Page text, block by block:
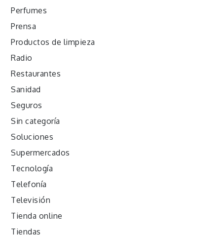
Perfumes
Prensa
Productos de limpieza
Radio
Restaurantes
Sanidad
Seguros
Sin categoría
Soluciones
Supermercados
Tecnología
Telefonía
Televisión
Tienda online
Tiendas